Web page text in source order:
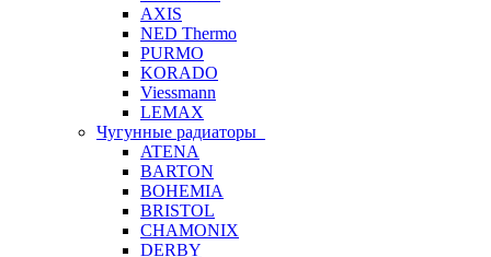
AXIS
NED Thermo
PURMO
KORADO
Viessmann
LEMAX
Чугунные радиаторы
ATENA
BARTON
BOHEMIA
BRISTOL
CHAMONIX
DERBY